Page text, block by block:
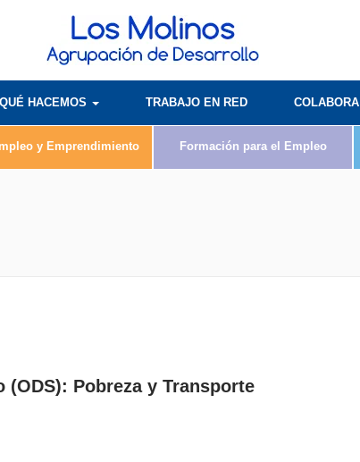
QUÉ HACEMOS TRABAJO EN RED COLABORA
y Emprendimiento Formación para el Empleo
Pobreza y Transporte